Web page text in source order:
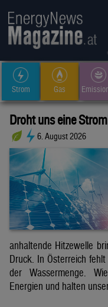
Strom Gas
Droht uns eine
6. August 2026
anhaltende Hitzewelle
Druck. In Österreich
der Wassermenge.
Energien und halten